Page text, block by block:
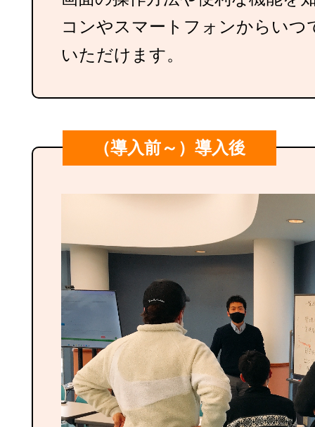
コンやスマートフォンからいつ
いただけます。
（導入前～）導入後